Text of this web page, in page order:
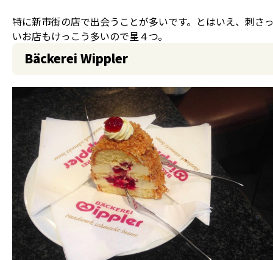
特に新市街の店で出会うことが多いです。とはいえ、刺さ
いお店もけっこう多いので星４つ。
Bäckerei Wippler